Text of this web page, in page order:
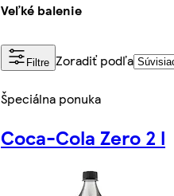
Veľké balenie
Filtre Zoradiť podľa
Špeciálna ponuka
Coca-Cola Zero 2 l